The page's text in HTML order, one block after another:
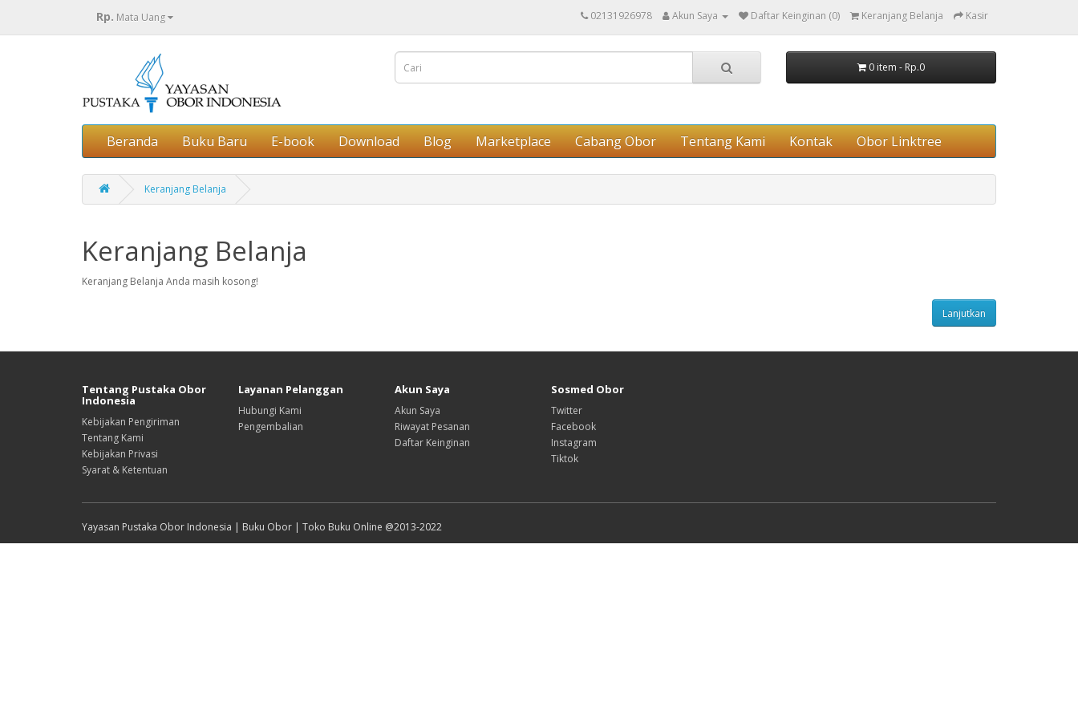
Rp. Mata Uang 02131926978 Akun Saya Daftar Keinginan (0) Keranjang Belanja Kasir
0 item - Rp.0
Beranda Buku Baru E-book Download Blog Marketplace Cabang Obor Tentang Kami Kontak Obor Linktree
Keranjang Belanja
Keranjang Belanja
Keranjang Belanja Anda masih kosong!
Lanjutkan
Tentang Pustaka Obor
Indonesia
Kebijakan Pengiriman
Tentang Kami
Kebijakan Privasi
Syarat & Ketentuan
Layanan Pelanggan
Hubungi Kami
Pengembalian
Akun Saya
Akun Saya
Riwayat Pesanan
Daftar Keinginan
Sosmed Obor
Twitter
Facebook
Instagram
Tiktok
Yayasan Pustaka Obor Indonesia | Buku Obor | Toko Buku Online @2013-2022